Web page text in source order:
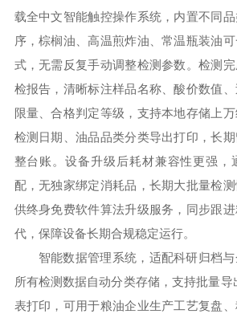
载全中文智能触控操作系统，内置不同
序，棕榈油、高温煎炸油、常温瓶装油
式，无需反复手动调整检测参数。检测
检报告，清晰标注样品名称、酸价数值
限量、合格判定等级，支持本地存储上
检测日期、油品品类分类导出打印，长
整台账。设备升级后耗材兼容性更强，
配，无独家绑定消耗品，长期大批量检
供终身免费软件算法升级服务，同步跟
代，保障设备长期合规稳定运行。
智能数据管理系统，适配科研归档与
所有检测数据自动分类存储，支持批量导
表打印，可用于粮油企业生产工艺复盘、